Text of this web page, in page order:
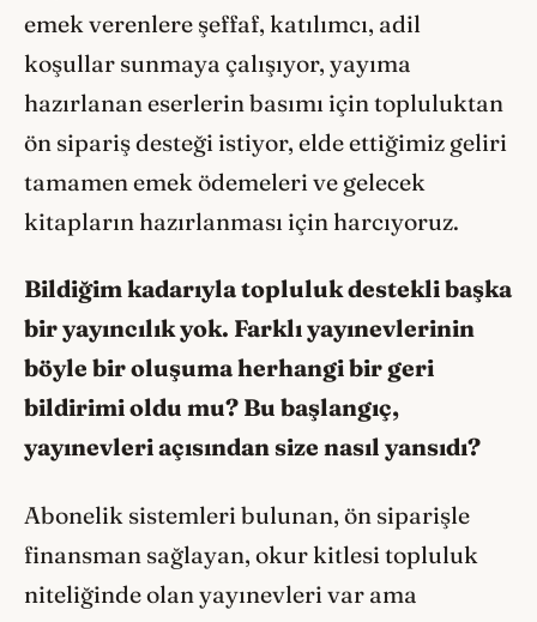
emek verenlere şeffaf, katılımcı, adil
koşullar sunmaya çalışıyor, yayıma
hazırlanan eserlerin basımı için topluluktan
ön sipariş desteği istiyor, elde ettiğimiz geliri
tamamen emek ödemeleri ve gelecek
kitapların hazırlanması için harcıyoruz.
Bildiğim kadarıyla topluluk destekli başka
bir yayıncılık yok. Farklı yayınevlerinin
böyle bir oluşuma herhangi bir geri
bildirimi oldu mu? Bu başlangıç,
yayınevleri açısından size nasıl yansıdı?
Abonelik sistemleri bulunan, ön siparişle
finansman sağlayan, okur kitlesi topluluk
niteliğinde olan yayınevleri var ama